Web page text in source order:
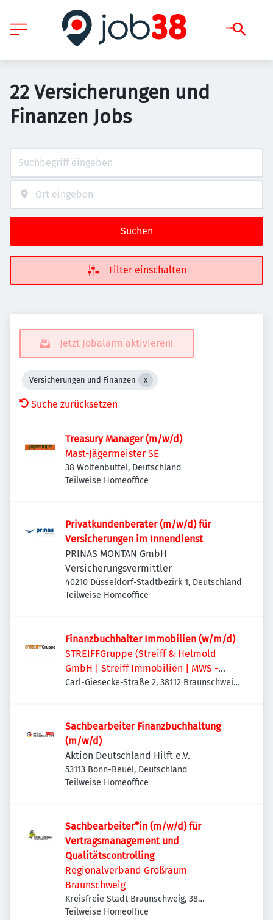
22 Versicherungen und
Finanzen Jobs
Suchen
Filter einschalten
Jetzt Jobalarm aktivieren!
Versicherungen und Finanzen
Suche zurücksetzen
Treasury Manager (m/w/d)
Mast-Jägermeister SE
38 Wolfenbüttel, Deutschland
Teilweise Homeoffice
Privatkundenberater (m/w/d) für
Versicherungen im Innendienst
PRINAS MONTAN GmbH
Versicherungsvermittler
40210 Düsseldorf-Stadtbezirk 1, Deutschland
Teilweise Homeoffice
Finanzbuchhalter Immobilien (w/m/d)
STREIFFGruppe (Streiff & Helmold
GmbH | Streiff Immobilien | MWS -
Mechanische Werkstatt Streiff GmbH &
Carl-Giesecke-Straße 2, 38112 Braunschweig,
Sachbearbeiter Finanzbuchhaltung
(m/w/d)
Aktion Deutschland Hilft e.V.
53113 Bonn-Beuel, Deutschland
Teilweise Homeoffice
Sachbearbeiter*in (m/w/d) für
Vertragsmanagement und
Qualitätscontrolling
Regionalverband Großraum
Braunschweig
Kreisfreie Stadt Braunschweig, 38
Braunschweig, Deutschland
Teilweise Homeoffice